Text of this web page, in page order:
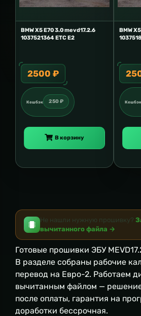
BMW X5 E70 3.0 mevd17.2.6
1037521364 ETC E2
2500 ₽
Кешбэк 250 ₽
В корзину
BMW
Кешбэк
Не нашли нужную прошивку?
вычитанного файла →
Готовые прошивки ЭБУ
В разделе собраны рабочие
перевод на Евро-2. Работаем
вычитанным файлом —
после оплаты, гарантия на
доработки бессрочная.